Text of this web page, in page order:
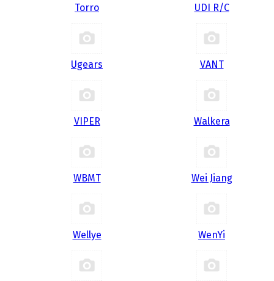
Torro UDI R/С
Ugears VANT
VIPER Walkera
WBMT Wei Jiang
Wellye WenYi